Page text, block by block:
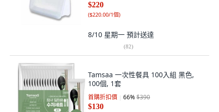
$220
($220.00/1個)
8/10 星期一 預計送達
(82)
Tamsaa 一次性餐具 100入組 黑色,
100個, 1套
首購折扣價 66%$390
$130